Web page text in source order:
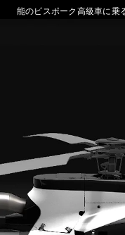
能のビスポーク高級車に乗